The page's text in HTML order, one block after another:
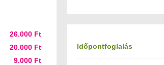
26.000 Ft
20.000 Ft
9.000 Ft
Időpontfoglalás